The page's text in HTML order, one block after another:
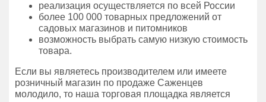
реализация осуществляется по всей России
более 100 000 товарных предложений от
садовых магазинов и питомников
возможность выбрать самую низкую стоимость
товара.
Если вы являетесь производителем или имеете
розничный магазин по продаже Саженцев
молодило, то наша торговая площадка является